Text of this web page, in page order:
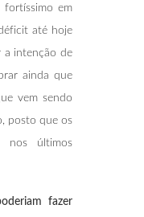
fortíssimo em
até hoje
a intenção de
ainda que
vem sendo
posto que os
nos últimos
fazer